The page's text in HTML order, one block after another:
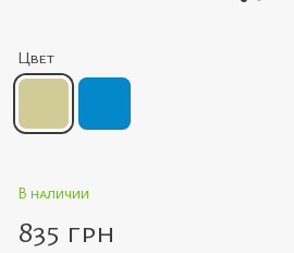
Цвет
В наличии
835 грн